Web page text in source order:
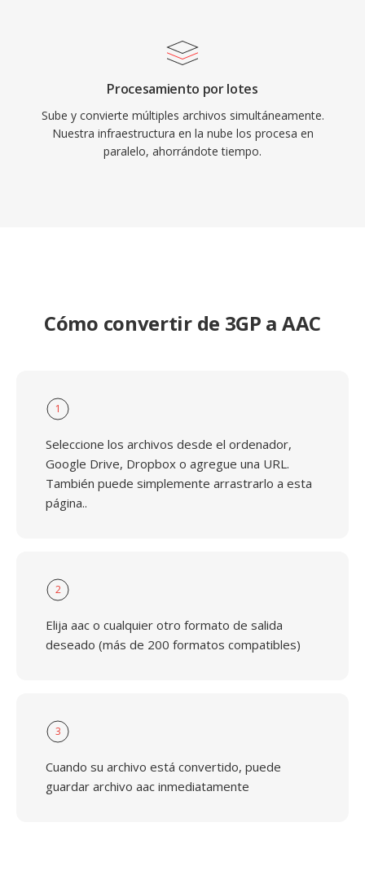
Procesamiento por lotes
Sube y convierte múltiples archivos simultáneamente.
Nuestra infraestructura en la nube los procesa en
paralelo, ahorrándote tiempo.
Cómo convertir de 3GP a AAC
1
Seleccione los archivos desde el ordenador,
Google Drive, Dropbox o agregue una URL.
También puede simplemente arrastrarlo a esta
página..
2
Elija aac o cualquier otro formato de salida
deseado (más de 200 formatos compatibles)
3
Cuando su archivo está convertido, puede
guardar archivo aac inmediatamente